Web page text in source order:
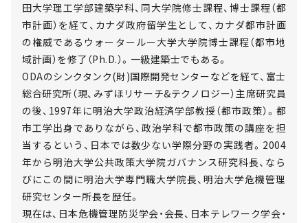
田大学理工学部建築学科、同大学院修士課程、博士課程（都
市計画）を経て、カナダ政府留学生として、カナダ都市計画
の権威であるウォータールー大学大学院博士課程（都市地
域計画）を修了（Ph.D.）。一級建築士でもある。
ODAのシンクタンク(財)国際開発センターなどを経て、富士
総合研究所（現、みずほリサーチ&テクノロジー）主席研究員
の後、1997年に明治大学政治経済学部教授（都市政策）。都
市工学出身でありながら、政治学科で都市政策の講座を担
当するという、日本では数少ない学際分野の実践者。2004
年から明治大学公共政策大学院ガバナンス研究科長、なら
びにこの間に明治大学専門職大学院長、明治大学危機管理
研究センター所長を歴任。
現在は、日本危機管理防災学会・会長、日本テレワーク学会・